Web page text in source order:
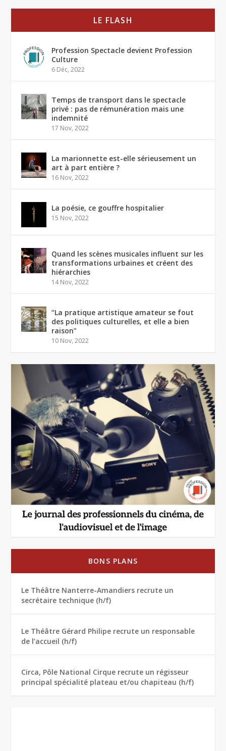
LE FLASH
Profession Spectacle devient Profession
Culture
6 Déc, 2022
Temps de transport dans le spectacle
privé : pas de rémunération mais une
indemnité
17 Nov, 2022
La marionnette est-elle sérieusement un
art à part entière ?
16 Nov, 2022
La poésie, ce gouffre hospitalier
15 Nov, 2022
Quand les scènes musicales influent sur les
transformations urbaines et créent des
hiérarchies
14 Nov, 2022
“La pratique artistique amateur se fout
des politiques culturelles, et elle a bien
raison”
10 Nov, 2022
BONS PLANS
Le Théâtre Nanterre-Amandiers recrute un
secrétaire technique (h/f)
Le Théâtre Gérard Philipe recrute un responsable
de l’accueil (h/f)
Circa, Pôle National Cirque recrute un régisseur
principal spécialité plateau et/ou chapiteau (h/f)